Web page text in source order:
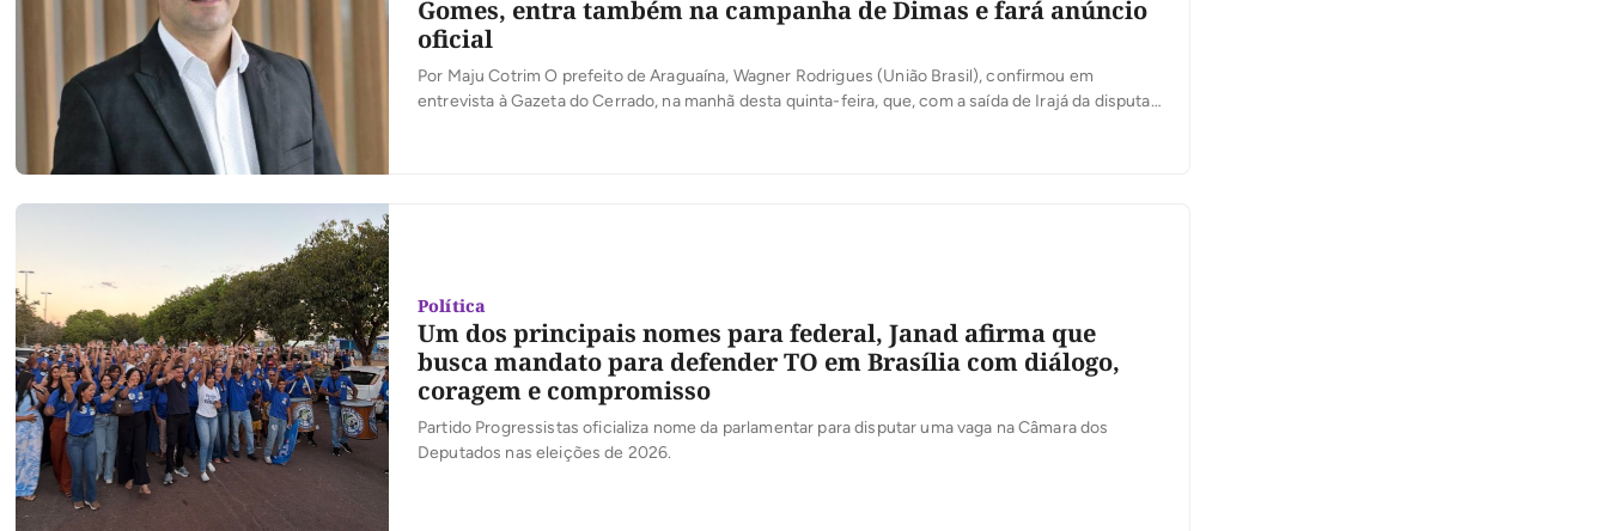
Gomes, entra também na campanha de Dimas e fará anúncio
oficial
Por Maju Cotrim O prefeito de Araguaína, Wagner Rodrigues (União Brasil), confirmou em
entrevista à Gazeta do Cerrado, na manhã desta quinta-feira, que, com a saída de Irajá da disputa,
Política
Um dos principais nomes para federal, Janad afirma que
busca mandato para defender TO em Brasília com diálogo,
coragem e compromisso
Partido Progressistas oficializa nome da parlamentar para disputar uma vaga na Câmara dos
Deputados nas eleições de 2026.